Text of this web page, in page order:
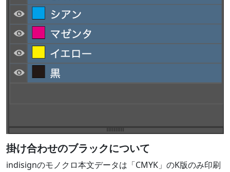
掛け合わせのブラックについて
indisignのモノクロ本文データは「CMYK」のK版のみ印刷